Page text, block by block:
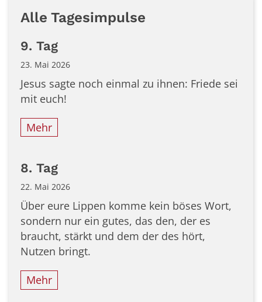
Alle Tagesimpulse
9. Tag
23. Mai 2026
Jesus sagte noch einmal zu ihnen: Friede sei
mit euch!
Mehr
8. Tag
22. Mai 2026
Über eure Lippen komme kein böses Wort,
sondern nur ein gutes, das den, der es
braucht, stärkt und dem der des hört,
Nutzen bringt.
Mehr